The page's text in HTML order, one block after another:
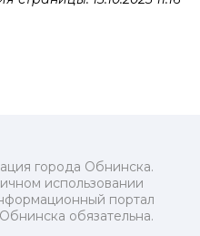
города Обнинска.
использовании
портал
обязательна.